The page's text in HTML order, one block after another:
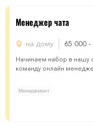
Менеджер чата
на дому 65 000 -
Начинаем набор в нашу
команду онлайн
Менеджмент